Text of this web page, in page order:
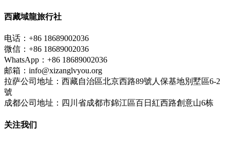
西藏域龍旅行社
电话：+86 18689002036
微信：+86 18689002036
WhatsApp：+86 18689002036
邮箱：info@xizanglvyou.org
拉萨公司地址：西藏自治區北京西路89號人保基地別墅區6-2
號
成都公司地址：四川省成都市錦江區百日紅西路創意山6栋
关注我们